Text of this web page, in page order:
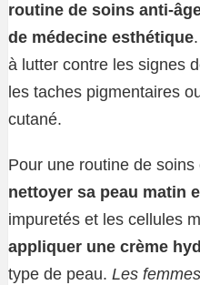
routine de soins anti-
de médecine esthétique
à lutter contre les signes
les taches pigmentaires
cutané.
Pour une routine de
nettoyer sa peau matin
impuretés et les cellules
appliquer une crème
type de peau. Les